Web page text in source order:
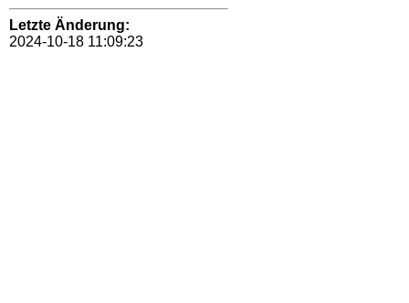
Letzte Änderung:
2024-10-18 11:09:23